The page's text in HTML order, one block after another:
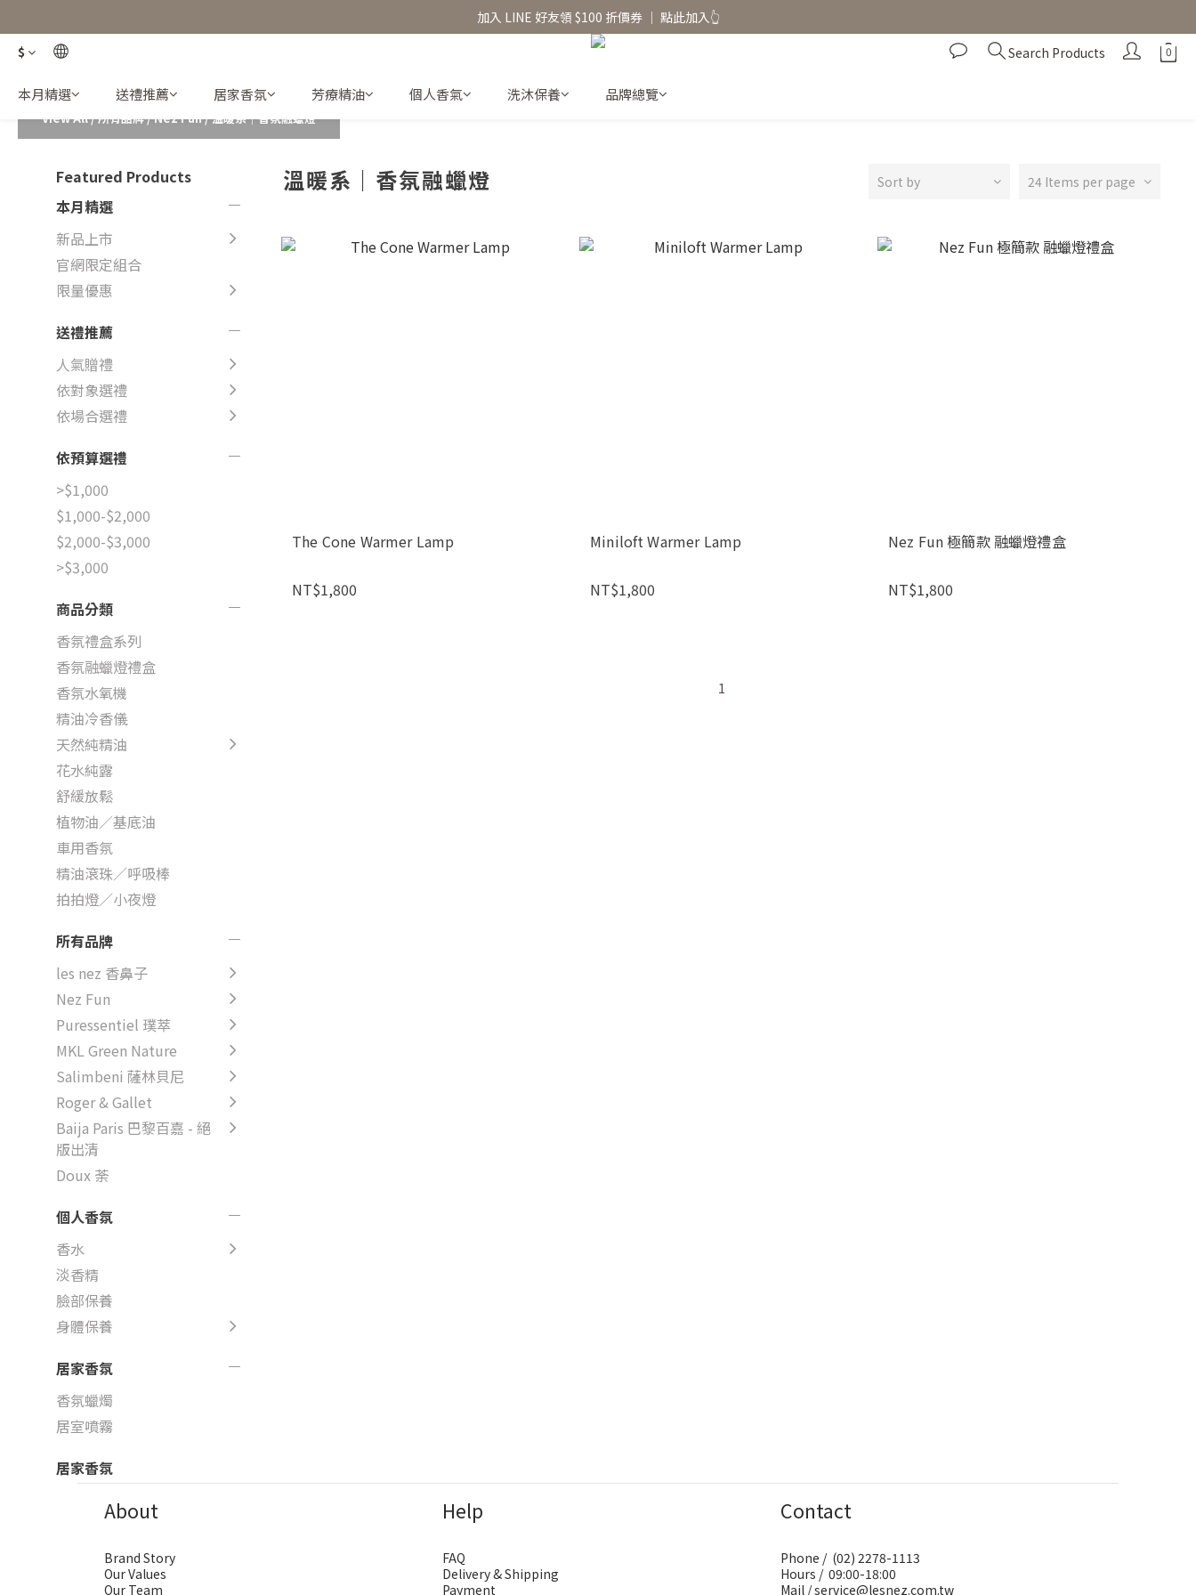
香氛水氧機、擴香香水原精  l 兩件85、三件79折
加入 LINE 好友領 $100 折價券 │ 點此加入👆
香氛水氧機、擴香香水原精  l 兩件85、三件79折
$ Search Products
本月精選 送禮推薦 居家香氛 芳療精油 個人香氣 洗沐保養 品牌總覽
View All/所有品牌/Nez Fun/溫暖系｜香氛融蠟燈
Featured Products
本月精選
新品上市
官網限定組合
限量優惠
送禮推薦
人氣贈禮
依對象選禮
依場合選禮
依預算選禮
>$1,000
$1,000-$2,000
$2,000-$3,000
>$3,000
商品分類
香氛禮盒系列
香氛融蠟燈禮盒
香氛水氧機
精油冷香儀
天然純精油
花水純露
舒緩放鬆
植物油／基底油
車用香氛
精油滾珠／呼吸棒
拍拍燈／小夜燈
所有品牌
les nez 香鼻子
Nez Fun
Puressentiel 璞萃
MKL Green Nature
Salimbeni 薩林貝尼
Roger & Gallet
Baija Paris 巴黎百嘉 - 絕
版出清
Doux 荼
個人香氛
香水
淡香精
臉部保養
身體保養
居家香氛
香氛蠟燭
居室噴霧
居家香氛
溫暖系｜香氛融蠟燈 Sort by 24 Items per page
The Cone Warmer Lamp
NT$1,800
Miniloft Warmer Lamp
NT$1,800
Nez Fun 極簡款 融蠟燈禮盒
NT$1,800
1
About
Brand Story
Our Values
Our Team
Help
FAQ
Delivery & Shipping
Payment
Contact
Phone / (02) 2278-1113
Hours / 09:00-18:00
Mail / service@lesnez.com.tw